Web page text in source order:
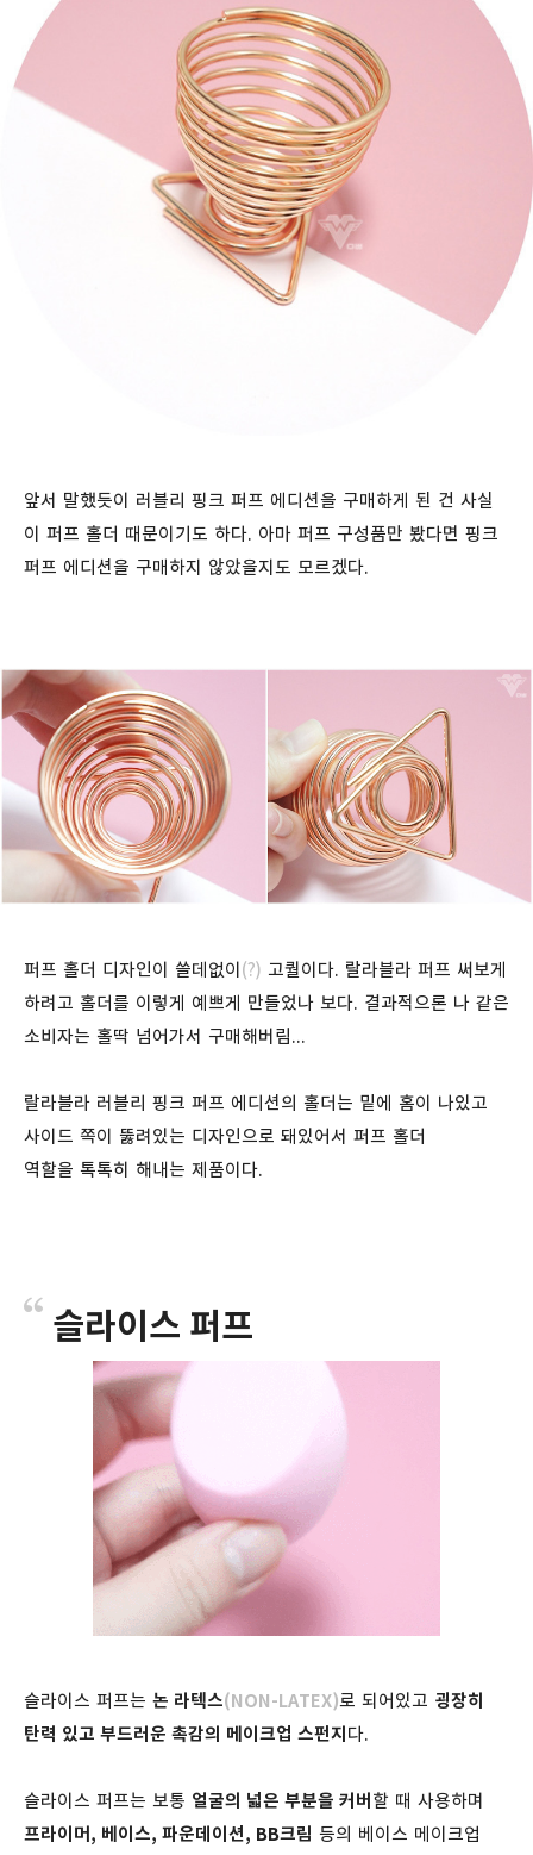
앞서 말했듯이 러블리 핑크 퍼프 에디션을 구매하게 된 건 사실
이 퍼프 홀더 때문이기도 하다. 아마 퍼프 구성품만 봤다면 핑크
퍼프 에디션을 구매하지 않았을지도 모르겠다.
퍼프 홀더 디자인이 쓸데없이(?) 고퀄이다. 랄라블라 퍼프 써보게
하려고 홀더를 이렇게 예쁘게 만들었나 보다. 결과적으론 나 같은
소비자는 홀딱 넘어가서 구매해버림...
랄라블라 러블리 핑크 퍼프 에디션의 홀더는 밑에 홈이 나있고
사이드 쪽이 뚫려있는 디자인으로 돼있어서 퍼프 홀더
역할을 톡톡히 해내는 제품이다.
슬라이스 퍼프
슬라이스 퍼프는 논 라텍스(NON-LATEX)로 되어있고 굉장히
탄력 있고 부드러운 촉감의 메이크업 스펀지다.
슬라이스 퍼프는 보통 얼굴의 넓은 부분을 커버할 때 사용하며
프라이머, 베이스, 파운데이션, BB크림 등의 베이스 메이크업